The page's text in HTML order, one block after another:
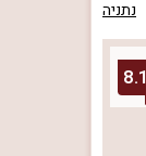
נתניה
8.1